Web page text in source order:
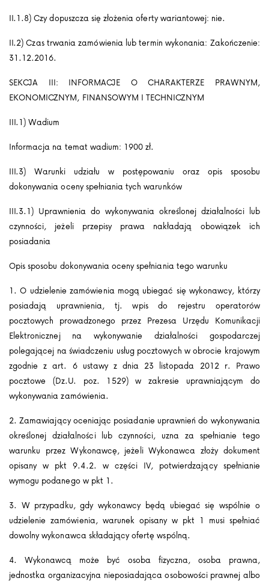
II.1.8) Czy dopuszcza się złożenia oferty wariantowej: nie.
II.2) Czas trwania zamówienia lub termin wykonania: Zakończenie:
31.12.2016.
SEKCJA III: INFORMACJE O CHARAKTERZE PRAWNYM,
EKONOMICZNYM, FINANSOWYM I TECHNICZNYM
III.1) Wadium
Informacja na temat wadium: 1900 zł.
III.3) Warunki udziału w postępowaniu oraz opis sposobu
dokonywania oceny spełniania tych warunków
III.3.1) Uprawnienia do wykonywania określonej działalności lub
czynności, jeżeli przepisy prawa nakładają obowiązek ich
posiadania
Opis sposobu dokonywania oceny spełniania tego warunku
1. O udzielenie zamówienia mogą ubiegać się wykonawcy, którzy
posiadają uprawnienia, tj. wpis do rejestru operatorów
pocztowych prowadzonego przez Prezesa Urzędu Komunikacji
Elektronicznej na wykonywanie działalności gospodarczej
polegającej na świadczeniu usług pocztowych w obrocie krajowym
zgodnie z art. 6 ustawy z dnia 23 listopada 2012 r. Prawo
pocztowe (Dz.U. poz. 1529) w zakresie uprawniającym do
wykonywania zamówienia.
2. Zamawiający oceniając posiadanie uprawnień do wykonywania
określonej działalności lub czynności, uzna za spełnianie tego
warunku przez Wykonawcę, jeżeli Wykonawca złoży dokument
opisany w pkt 9.4.2. w części IV, potwierdzający spełnianie
wymogu podanego w pkt 1.
3. W przypadku, gdy wykonawcy będą ubiegać się wspólnie o
udzielenie zamówienia, warunek opisany w pkt 1 musi spełniać
dowolny wykonawca składający ofertę wspólną.
4. Wykonawcą może być osoba fizyczna, osoba prawna,
jednostka organizacyjna nieposiadająca osobowości prawnej albo